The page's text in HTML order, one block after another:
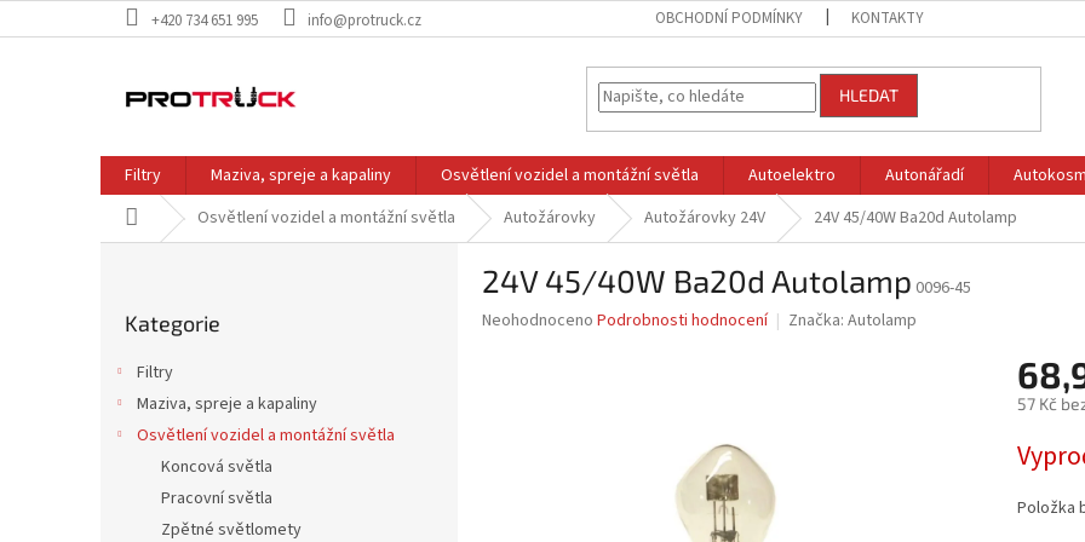
na
+420 734 651 995 info@protruck.cz OBCHODNÍ PODMÍNKY KONTAKTY
HLEDAT
Filtry Maziva, spreje a kapaliny Osvětlení vozidel a montážní světla Autoelektro Autonářadí
Domů Osvětlení vozidel a montážní světla Autožárovky Autožárovky 24V 24V 45/40W Ba20d Autolamp
kategorie
Kategorie
Filtry
Maziva, spreje a kapaliny
Osvětlení vozidel a montážní světla
Koncová světla
Pracovní světla
Zpětné světlomety
24V 45/40W Ba20d Autolamp 0096-45
Průměrné
Neohodnoceno Podrobnosti hodnocení Značka: Autolamp
57 Kč
cena:
Položka